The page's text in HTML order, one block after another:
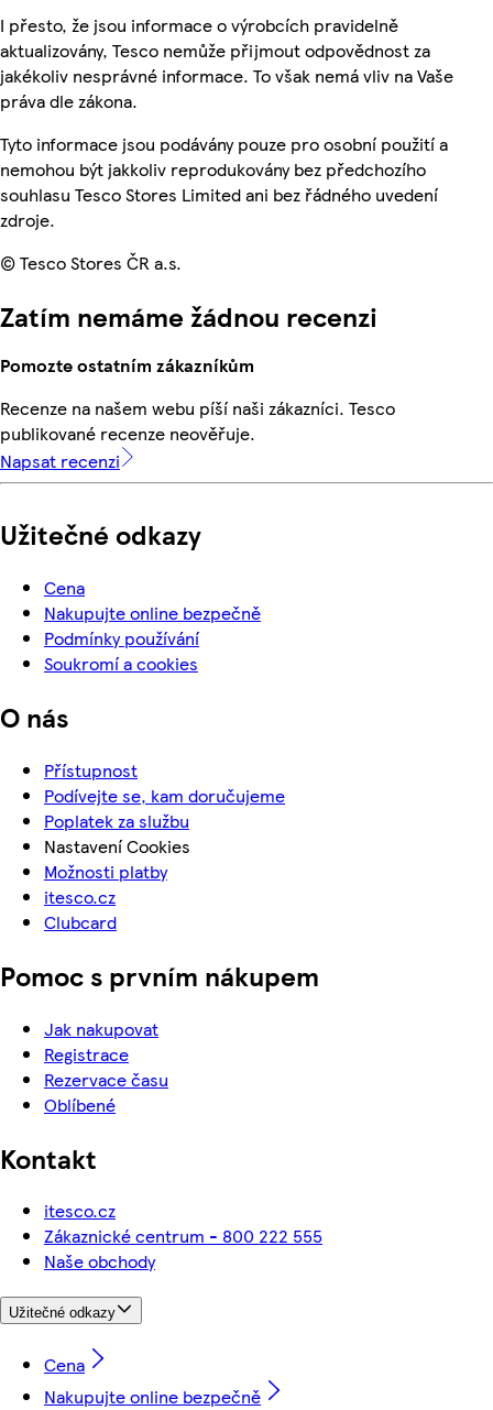
I přesto, že jsou informace o výrobcích pravidelně
aktualizovány, Tesco nemůže přijmout odpovědnost za
jakékoliv nesprávné informace. To však nemá vliv na Vaše
práva dle zákona.
Tyto informace jsou podávány pouze pro osobní použití a
nemohou být jakkoliv reprodukovány bez předchozího
souhlasu Tesco Stores Limited ani bez řádného uvedení
zdroje.
© Tesco Stores ČR a.s.
Zatím nemáme žádnou recenzi
Pomozte ostatním zákazníkům
Recenze na našem webu píší naši zákazníci. Tesco
publikované recenze neověřuje.
Napsat recenzi
Užitečné odkazy
Cena
Nakupujte online bezpečně
Podmínky používání
Soukromí a cookies
O nás
Přístupnost
Podívejte se, kam doručujeme
Poplatek za službu
Nastavení Cookies
Možnosti platby
itesco.cz
Clubcard
Pomoc s prvním nákupem
Jak nakupovat
Registrace
Rezervace času
Oblíbené
Kontakt
itesco.cz
Zákaznické centrum - 800 222 555
Naše obchody
Užitečné odkazy
Cena
Nakupujte online bezpečně